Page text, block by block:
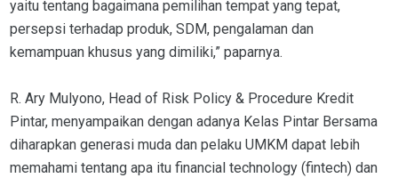
yaitu tentang bagaimana pemilihan tempat yang tepat,
persepsi terhadap produk, SDM, pengalaman dan
kemampuan khusus yang dimiliki,” paparnya.
R. Ary Mulyono, Head of Risk Policy & Procedure Kredit
Pintar, menyampaikan dengan adanya Kelas Pintar Bersama
diharapkan generasi muda dan pelaku UMKM dapat lebih
memahami tentang apa itu financial technology (fintech) dan